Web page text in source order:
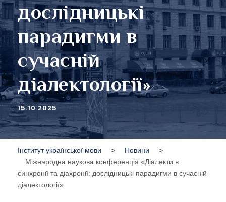
дослідницькі
парадигми в
сучасній
діалектології»
15.10.2025
Інститут української мови > Новини
>
Міжнародна наукова конференція «Діалекти в
синхронії та діахронії: дослідницькі парадигми в сучасній
діалектології»